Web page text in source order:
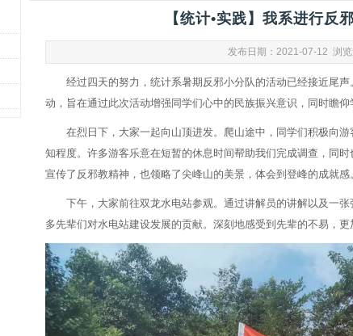
【统计•实践】我系进行反
发布日期：2021-07-12 浏览
经过四天的努力，统计系暑期反邪小分队的活动已经接近尾
动，旨在通过此次活动增强同学们心中的民族振兴意识，同时瞻仰
在烈日下，大家一起向山顶进发。爬山途中，同学们积极向
知程度。许多游客乐意在短暂的休息时间帮助我们完成调查，同
宣传了反邪教精神，也领略了尖峰山的美景，体会到登峰的成就感
下午，大家前往双龙水电站参观。通过讲解员的讲解以及一
多先辈们对水电站建设发展的贡献。深刻地感受到先辈的不易，更